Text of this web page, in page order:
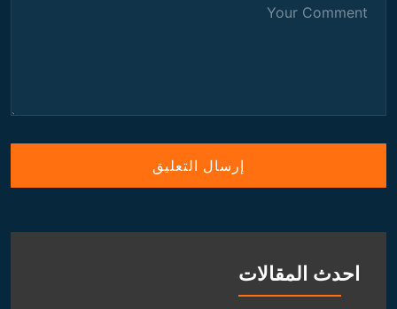
احدث المقالات